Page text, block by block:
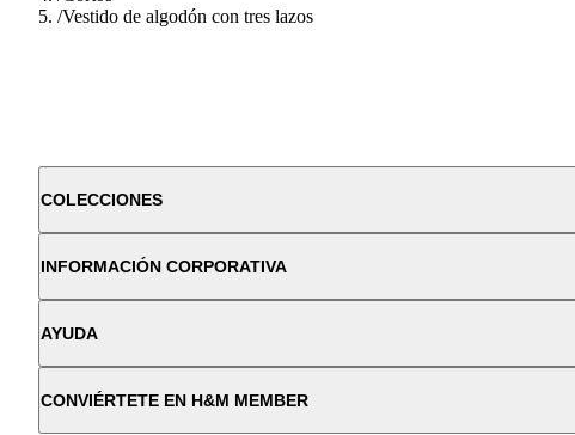
/Vestido de algodón con tres lazos
COLECCIONES
INFORMACIÓN CORPORATIVA
AYUDA
CONVIÉRTETE EN H&M MEMBER